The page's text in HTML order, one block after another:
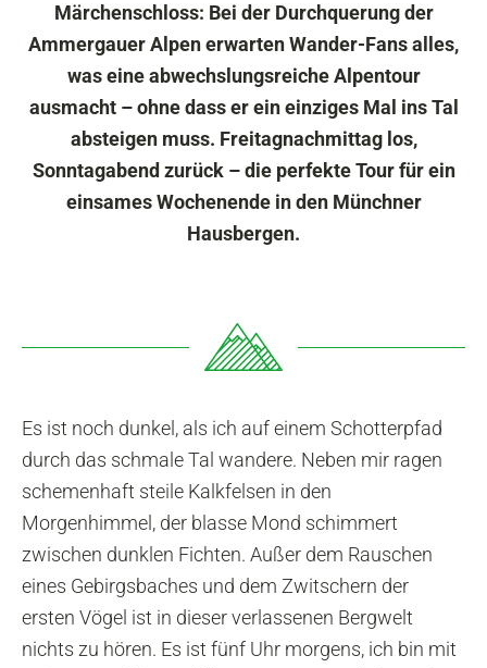
Märchenschloss: Bei der Durchquerung der
Ammergauer Alpen erwarten Wander-Fans alles,
was eine abwechslungsreiche Alpentour
ausmacht – ohne dass er ein einziges Mal ins Tal
absteigen muss. Freitagnachmittag los,
Sonntagabend zurück – die perfekte Tour für ein
einsames Wochenende in den Münchner
Hausbergen.
Es ist noch dunkel, als ich auf einem Schotterpfad
durch das schmale Tal wandere. Neben mir ragen
schemenhaft steile Kalkfelsen in den
Morgenhimmel, der blasse Mond schimmert
zwischen dunklen Fichten. Außer dem Rauschen
eines Gebirgsbaches und dem Zwitschern der
ersten Vögel ist in dieser verlassenen Bergwelt
nichts zu hören. Es ist fünf Uhr morgens, ich bin mit